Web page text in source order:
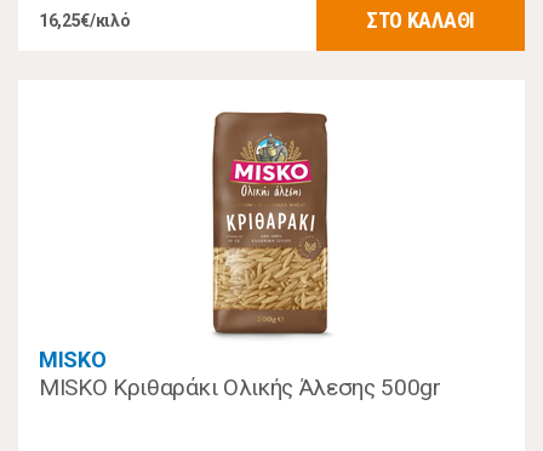
16,25€/κιλό ΣΤΟ ΚΑΛΑΘΙ
MISKO
MISKO Κριθαράκι Ολικής Άλεσης 500gr